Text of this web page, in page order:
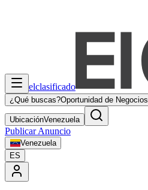
elclasificado
¿Qué buscas?Oportunidad de Negocios
UbicaciónVenezuela
Publicar Anuncio
Venezuela
ES